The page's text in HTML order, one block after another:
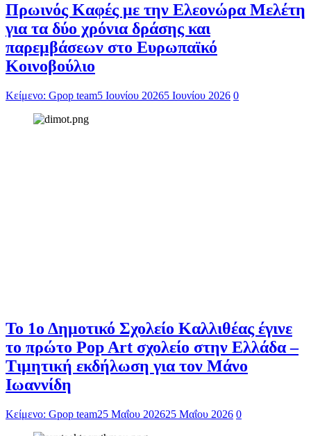
Πρωινός Καφές με την Ελεονώρα Μελέτη
για τα δύο χρόνια δράσης και
παρεμβάσεων στο Ευρωπαϊκό
Κοινοβούλιο
Κείμενο: Gpop team5 Ιουνίου 20265 Ιουνίου 2026 0
Το 1ο Δημοτικό Σχολείο Καλλιθέας έγινε
το πρώτο Pop Art σχολείο στην Ελλάδα –
Τιμητική εκδήλωση για τον Μάνο
Ιωαννίδη
Κείμενο: Gpop team25 Μαΐου 202625 Μαΐου 2026 0